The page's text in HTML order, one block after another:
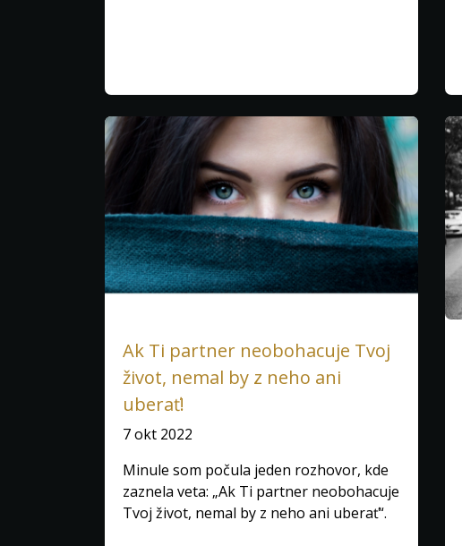
Ak Ti partner neobohacuje Tvoj
život, nemal by z neho ani
uberať!
7 okt 2022
Minule som počula jeden rozhovor, kde
zaznela veta: „Ak Ti partner neobohacuje
Tvoj život, nemal by z neho ani uberať“.